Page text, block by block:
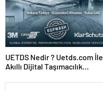
UETDS Nedir ? Uetds.com İle
Akıllı Dijital Taşımacılık